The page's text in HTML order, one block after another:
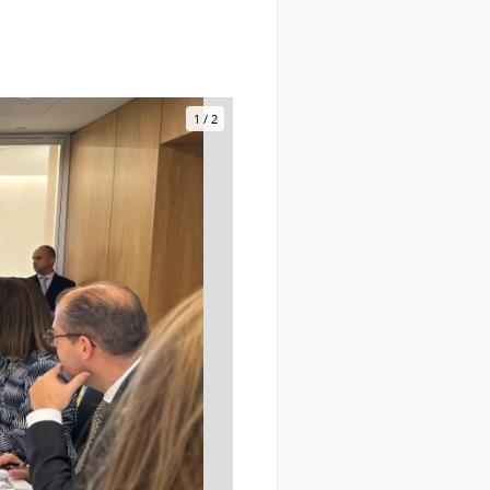
1 / 2